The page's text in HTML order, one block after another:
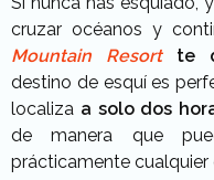
cruzar océanos y
Mountain Resortte
destino de esquí es
localiza a solo dos
de manera que
prácticamente cualquier